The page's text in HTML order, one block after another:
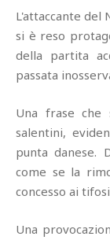
L'attaccante del
si è reso
della partita
passata
Una frase che
salentini,
punta danese.
come se la
concesso ai
Una